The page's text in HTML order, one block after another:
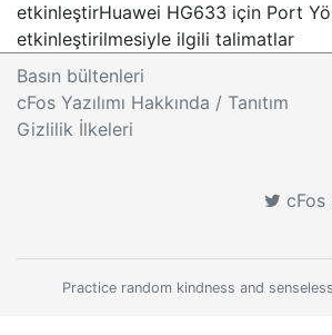
etkinleştirHuawei HG633 için Port
etkinleştirilmesiyle ilgili talimatlar
Basın bültenleri
cFos Yazılımı Hakkında / Tanıtım
Gizlilik İlkeleri
Practice random kindness and